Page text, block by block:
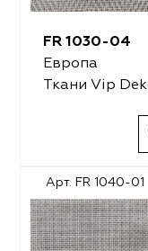
FR 1030-04
Европа
Ткани Vip
Арт. FR 1040-01